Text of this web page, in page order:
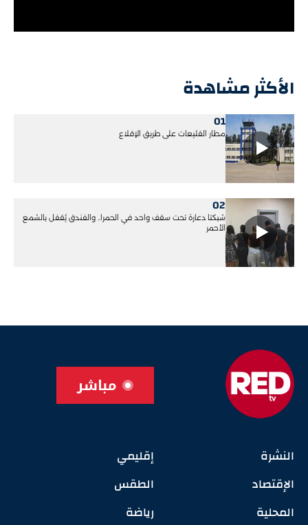
الأكثر مشاهدة
01
مطار القليعات على طريق الإقلاع
02
شبكتا دعارة تحت سقف واحد في الحمرا.. والفندق يُقفل بالشمع
الأحمر
مباشر
النشرة
الإقتصاد
المحلية
إقليمي
الطقس
رياضة